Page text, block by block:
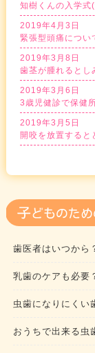
知樹くんの入学式
2019年4月3日
緊張型頭痛につい
2019年3月8日
歯茎が腫れるとし
2019年3月6日
3歳児健診で保健
2019年3月5日
開咬を放置すると
歯医者はいつから
乳歯のケアも必要
虫歯になりにくい
おうちで出来る虫